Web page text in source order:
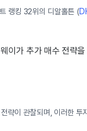
랭킹 32위의 디알홀튼 (
이가 추가 매수 전략
략이 관찰되며, 이러한